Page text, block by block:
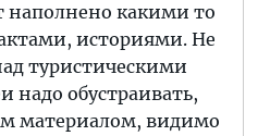
наполнено какими то
историями. Не
туристическими
надо обустраивать,
материалом, видимо